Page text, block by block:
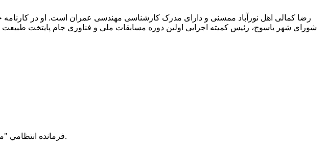
رضا کمالی اهل نورآباد ممسنی و دارای مدرک کارشناسی مهندسی عمران است. او در
شورای شهر یاسوج، رئیس کمیته اجرایی اولین دوره مسابقات ملی و فناوری جام پایتخت طبیعت
فرمانده انتظامي "ممسني" از آتش سوزي 200 هكتار از اراضي كشاورزي واقع در اطراف روستاي "فهلیان" آن شهرستان خبر داد.